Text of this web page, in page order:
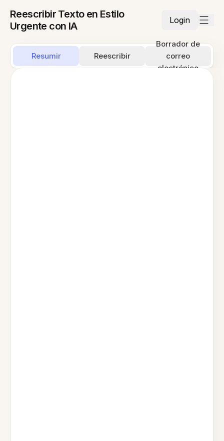
Reescribir Texto en Estilo
Urgente con IA
Login
Resumir Reescribir
Borrador de
correo
electrónico